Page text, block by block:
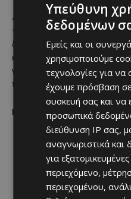
«Θέλω να ευχαριστήσω τον
τους καλέσω να
δώσουμε όλα για να τους
εύχομαι να δούμε έναν
για όλους όσους θα βρεθούν
πρέπει να είναι διαφήμιση
Πηγή cfa.com.cy
Υπεύθυνη
δεδομένων
Εμείς και οι
χρησιμοποιούμε
τεχνολογίες για
έχουμε πρόσβαση
συσκευή σας και να
προσωπικά
διεύθυνση IP σας,
αναγνωριστικά και
για
περιεχόμενο,
περιεχομένου,